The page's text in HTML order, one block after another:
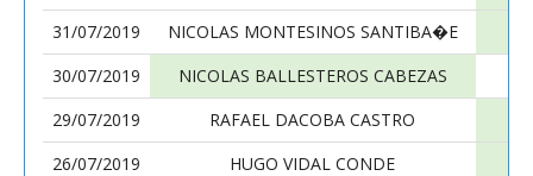
31/07/2019
NICOLAS MONTESINOS SANTIBA�E
30/07/2019
NICOLAS BALLESTEROS CABEZAS
29/07/2019
RAFAEL DACOBA CASTRO
26/07/2019
HUGO VIDAL CONDE